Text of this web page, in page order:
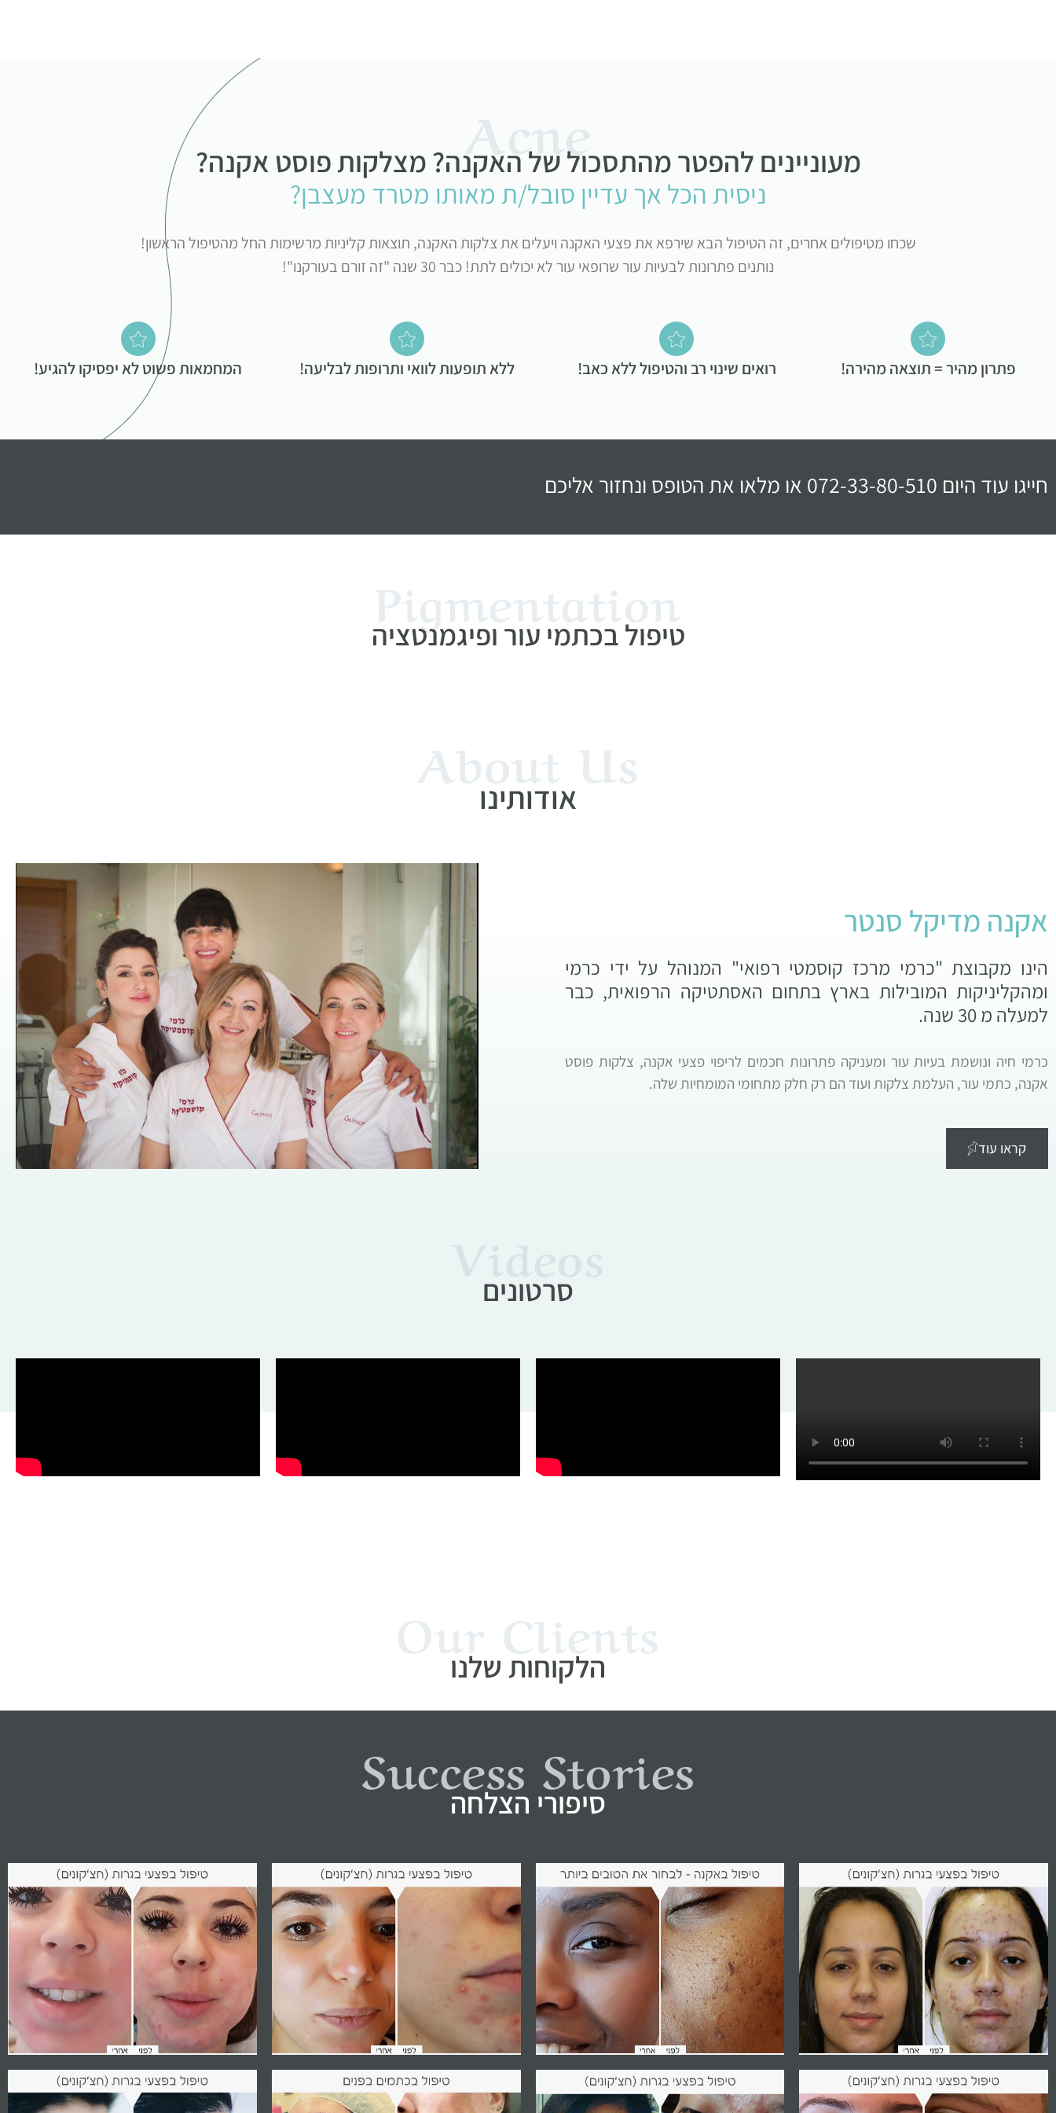
Acne
מעוניינים להפטר מהתסכול של האקנה? מצלקות פוסט אקנה?
ניסית הכל אך עדיין סובל/ת מאותו מטרד מעצבן?
שכחו מטיפולים אחרים, זה הטיפול הבא שירפא את פצעי האקנה ויעלים את צלקות האקנה, תוצאות קליניות מרשימות החל מהטיפול הראשון!
נותנים פתרונות לבעיות עור שרופאי עור לא יכולים לתת! כבר 30 שנה "זה זורם בעורקנו"!
פתרון מהיר = תוצאה מהירה! רואים שינוי רב והטיפול ללא כאב! ללא תופעות לוואי ותרופות לבליעה! המחמאות פשוט לא יפסיקו להגיע!
חייגו עוד היום 072-33-80-510 או מלאו את הטופס ונחזור אליכם
Pigmentation
טיפול בכתמי עור ופיגמנטציה
About Us
אודותינו
אקנה מדיקל סנטר
הינו מקבוצת "כרמי מרכז קוסמטי רפואי" המנוהל על ידי כרמי
ומהקליניקות המובילות בארץ בתחום האסתטיקה הרפואית, כבר
למעלה מ 30 שנה.
כרמי חיה ונושמת בעיות עור ומעניקה פתרונות חכמים לריפוי פצעי אקנה, צלקות פוסט
אקנה, כתמי עור, העלמת צלקות ועוד הם רק חלק מתחומי המומחיות שלה.
קראו עוד
סרטונים
Our Clients
הלקוחות שלנו
Success Stories
סיפורי הצלחה